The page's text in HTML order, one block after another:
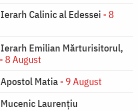
Calinic al Edessei - 8
Emilian Mărturisitorul,
- 8 August
Matia- 9 August
Laurențiu